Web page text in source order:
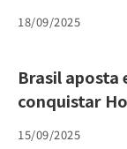
18/09/2025
Brasil aposta
conquistar
15/09/2025